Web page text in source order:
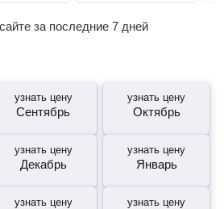
за последние 7 дней
узнать цену
Сентябрь
узнать цену
Октябрь
узнать цену
Декабрь
узнать цену
Январь
узнать цену узнать цену